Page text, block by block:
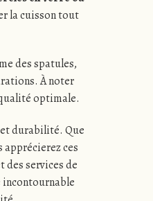
la cuisson tout
des spatules,
À noter
optimale.
durabilité. Que
ces
des services de
incontournable